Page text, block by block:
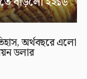
অর্থবছরে এলো
ডলার